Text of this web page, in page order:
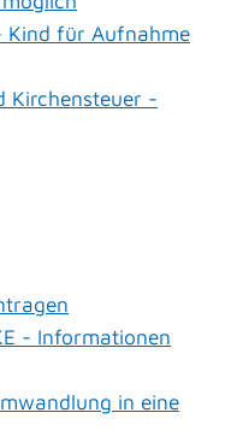
Kind für Aufnahme
Kirchensteuer -
- Informationen
in eine